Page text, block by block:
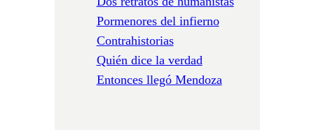
Pormenores del infierno
Contrahistorias
Quién dice la verdad
Entonces llegó Mendoza